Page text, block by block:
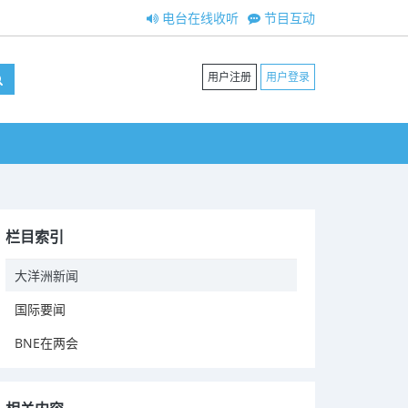
节目互动
电台在线收听
用户注册 用户登录
栏目索引
大洋洲新闻
国际要闻
BNE在两会